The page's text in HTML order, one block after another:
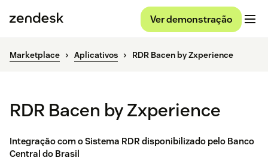
Ver demonstração
Marketplace Aplicativos RDR Bacen by Zxperience
RDR Bacen by Zxperience
Integração com o Sistema RDR disponibilizado pelo Banco
Central do Brasil